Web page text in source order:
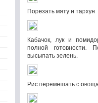
Порезать мяту и тархун
Кабачок, лук и
полной готовности.
высыпать зелень.
Рис перемешать с